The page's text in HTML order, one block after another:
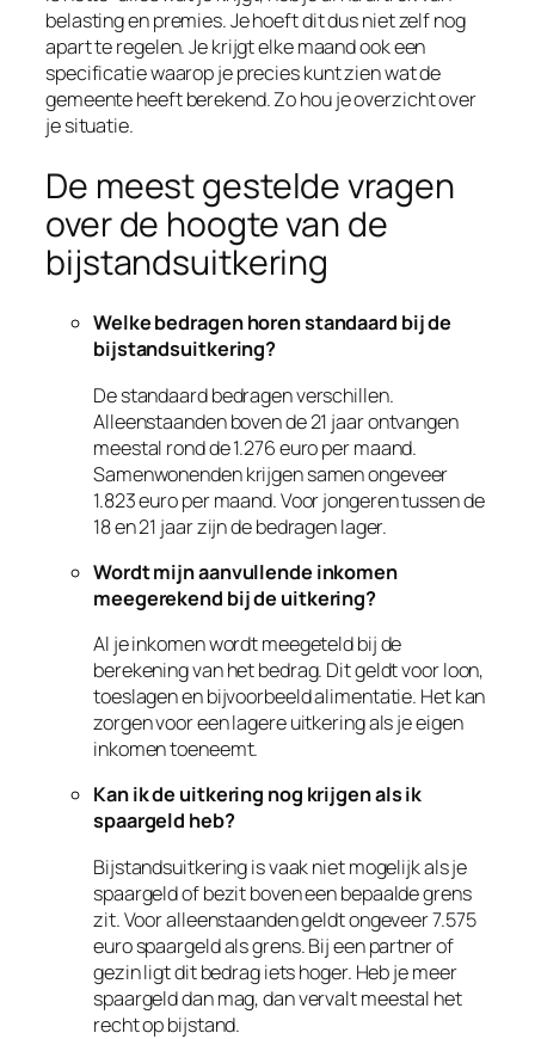
belasting en premies. Je hoeft dit dus niet zelf nog
apart te regelen. Je krijgt elke maand ook een
specificatie waarop je precies kunt zien wat de
gemeente heeft berekend. Zo hou je overzicht over
je situatie.
De meest gestelde vragen
over de hoogte van de
bijstandsuitkering
Welke bedragen horen standaard bij de
bijstandsuitkering?
De standaard bedragen verschillen.
Alleenstaanden boven de 21 jaar ontvangen
meestal rond de 1.276 euro per maand.
Samenwonenden krijgen samen ongeveer
1.823 euro per maand. Voor jongeren tussen de
18 en 21 jaar zijn de bedragen lager.
Wordt mijn aanvullende inkomen
meegerekend bij de uitkering?
Al je inkomen wordt meegeteld bij de
berekening van het bedrag. Dit geldt voor loon,
toeslagen en bijvoorbeeld alimentatie. Het kan
zorgen voor een lagere uitkering als je eigen
inkomen toeneemt.
Kan ik de uitkering nog krijgen als ik
spaargeld heb?
Bijstandsuitkering is vaak niet mogelijk als je
spaargeld of bezit boven een bepaalde grens
zit. Voor alleenstaanden geldt ongeveer 7.575
euro spaargeld als grens. Bij een partner of
gezin ligt dit bedrag iets hoger. Heb je meer
spaargeld dan mag, dan vervalt meestal het
recht op bijstand.